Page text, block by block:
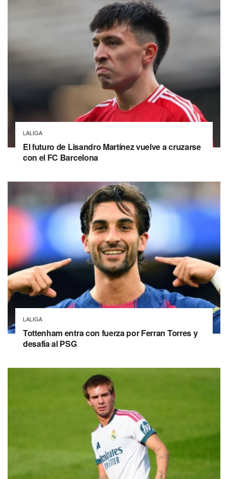
LALIGA
El futuro de Lisandro Martínez vuelve a cruzarse
con el FC Barcelona
LALIGA
Tottenham entra con fuerza por Ferran Torres y
desafía al PSG